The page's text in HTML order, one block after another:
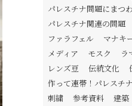
パレスチナ問題にまつ
パレスチナ関連の問題
ファラフェル
マナキ
メディア
モスク ラ
レンズ豆
伝統文化
作って連帯！パレスチ
刺繍
参考資料 建築